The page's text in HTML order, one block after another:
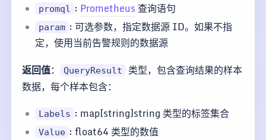
promql : Prometheus查询语句
param : 可选参数，指定数据源 ID。如果不指
定，使用当前告警规则的数据源
返回值： QueryResult
类型，包含查询结果的样本
数据，每个样本包含：
Labels : map[string]string 类型的标签集合
Value : float64 类型的数值